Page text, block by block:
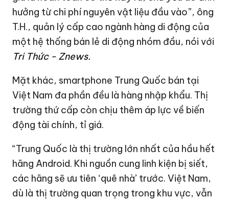
hưởng từ chi phí nguyên vật liệu đầu vào”, ông
T.H., quản lý cấp cao ngành hàng di động của
một hệ thống bán lẻ di động nhóm đầu, nói với
Tri Thức - Znews.
Mặt khác, smartphone Trung Quốc bán tại
Việt Nam đa phần đều là hàng nhập khẩu. Thị
trường thứ cấp còn chịu thêm áp lực về biến
động tài chính, tỉ giá.
“Trung Quốc là thị trường lớn nhất của hầu hết
hãng Android. Khi nguồn cung linh kiện bị siết,
các hãng sẽ ưu tiên ‘quê nhà’ trước. Việt Nam,
dù là thị trường quan trọng trong khu vực, vẫn